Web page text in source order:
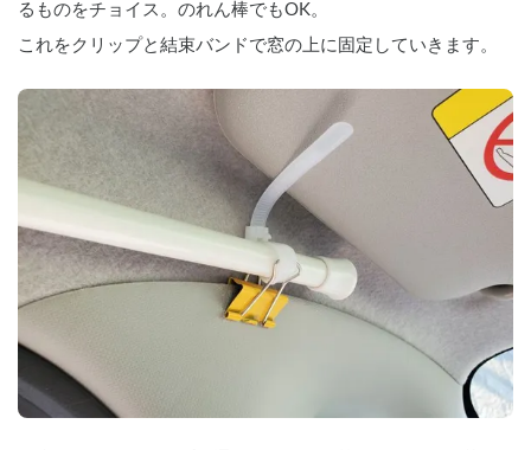
るものをチョイス。のれん棒でもOK。
これをクリップと結束バンドで窓の上に固定していきます。